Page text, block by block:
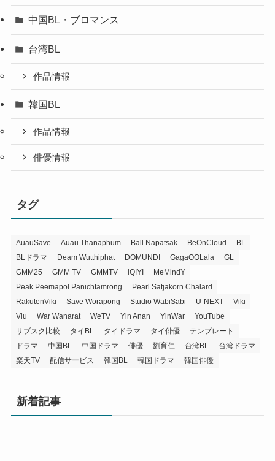
中国BL・ブロマンス
台湾BL
作品情報
韓国BL
作品情報
俳優情報
タグ
AuauSave Auau Thanaphum Ball Napatsak BeOnCloud
BL
BLドラマ
Deam Wutthiphat DOMUNDI GagaOOLala
GL
GMM25
GMM TV GMMTV iQIYI
MeMindY
Peak Peemapol Panichtamrong
Pearl Satjakorn Chalard
RakutenViki
Save Worapong Studio WabiSabi U-NEXT
Viki
Viu
War Wanarat WeTV Yin Anan YinWar
YouTube
サブスク比較
タイBL タイドラマ タイ俳優
テンプレート
ドラマ
中国BL 中国ドラマ 俳優 劉育仁 台湾BL
台湾ドラマ
楽天TV
配信サービス 韓国BL 韓国ドラマ 韓国俳優
新着記事